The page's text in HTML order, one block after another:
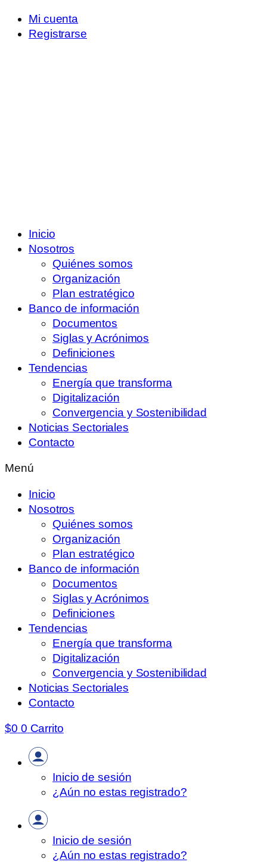
Mi cuenta
Registrarse
Inicio
Nosotros
Quiénes somos
Organización
Plan estratégico
Banco de información
Documentos
Siglas y Acrónimos
Definiciones
Tendencias
Energía que transforma
Digitalización
Convergencia y Sostenibilidad
Noticias Sectoriales
Contacto
Menú
Inicio
Nosotros
Quiénes somos
Organización
Plan estratégico
Banco de información
Documentos
Siglas y Acrónimos
Definiciones
Tendencias
Energía que transforma
Digitalización
Convergencia y Sostenibilidad
Noticias Sectoriales
Contacto
$0 0 Carrito
Inicio de sesión
¿Aún no estas registrado?
Inicio de sesión
¿Aún no estas registrado?